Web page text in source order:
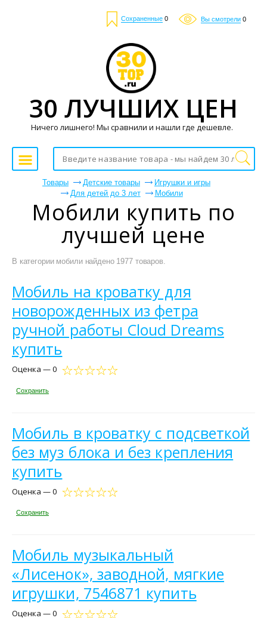
Сохраненные 0 Вы смотрели 0
Товары Детские товары
Игрушки и игры
Для детей до 3 лет
Мобили
Мобили купить по
лучшей цене
В категории мобили найдено 1977 товаров.
Мобиль на кроватку для
новорожденных из фетра
ручной работы Cloud Dreams
купить
Оценка — 0
Сохранить
Мобиль в кроватку с подсветкой
без муз блока и без крепления
купить
Оценка — 0
Сохранить
Мобиль музыкальный
«Лисенок», заводной, мягкие
игрушки, 7546871 купить
Оценка — 0
30 ЛУЧШИХ ЦЕН
Ничего лишнего! Мы сравнили и нашли где дешевле.